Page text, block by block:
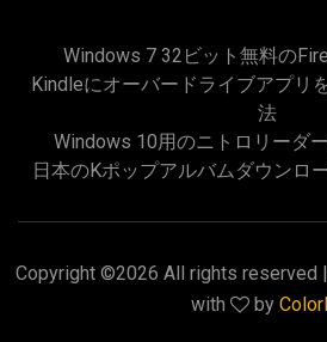
Windows 7 32ビット無料の
Kindleにオーバードライブアプリ
法
Windows 10用のニトロリーダ
日本のKポップアルバムダウンロ
Copyright ©2026 All rights reserved
with
by